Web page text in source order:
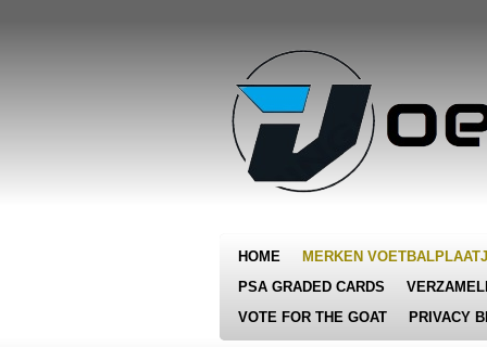
HOME
MERKEN
PSA GRADED CARDS
VOTE FOR THE GOAT
PRIVACY